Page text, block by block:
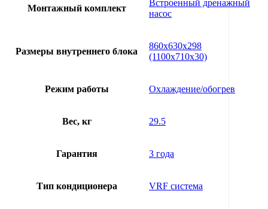
Монтажный комплект
Встроенный дренажный
насос
Размеры внутреннего блока
860х630х298
(1100х710х30)
Режим работы Охлаждение/обогрев
Вес, кг 29.5
Гарантия 3 года
Тип кондиционера VRF система